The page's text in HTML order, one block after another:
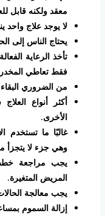
معقد ولكنه قابل
لا يوجد علاج واحد
يحتاج الناس إلى
تأخذ الرعاية
فقط تعاطي
من الضروري
أكثر أنواع
الأخرى.
غالبًا ما تستخدم
وهي جزء لا يتجزأ
يجب مراجعة خطط
المريض المتغيرة.
يجب معالجة
إزالة السموم